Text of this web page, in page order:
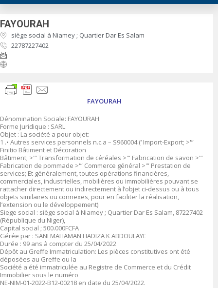
FAYOURAH
siège social à Niamey ; Quartier Dar Es Salam
22787227402
FAYOURAH
Dénomination Sociale: FAYOURAH
Forme Juridique : SARL
Objet : La société a pour objet:
1 .• Autres services personnels n.c.a – S960004 (‘ Import-Export; >'”
Finitio Bâtiment et Décoration
Bâtiment; >'” Transformation de céréales >'” Fabrication de savon >'”
Fabrication de pommade >'” Commerce général >'” Prestation de
services; Et généralement, toutes opérations financières,
commerciales, industrielles, mobilières ou immobilières pouvant se
rattacher directement ou indirectement à l’objet ci-dessus ou à tous
objets similaires ou connexes, pour en faciliter la réalisation,
l’extension ou le développement)
Siege social : siège social à Niamey ; Quartier Dar Es Salam, 87227402
(République du Niger),
Capital social ; 500.000FCFA
Gérée par : SANI MAHAMAN HADIZA K ABDOULAYE
Durée : 99 ans à compter du 25/04/2022
Dépôt au Greffe Immatriculation: Les pièces constitutives ont été
déposées au Greffe ou la
Société a été immatriculée au Registre de Commerce et du Crédit
Immobilier sous le numéro
NE-NIM-01-2022-B12-00218 en date du 25/04/2022.